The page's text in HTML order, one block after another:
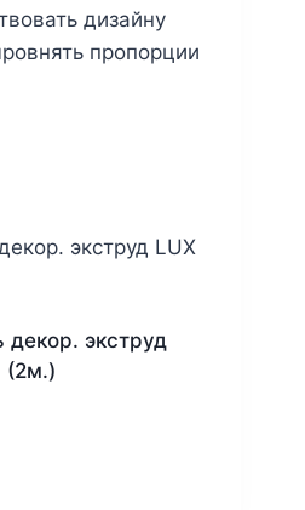
дизайну
пропорции
декор. экструд
(2м.)